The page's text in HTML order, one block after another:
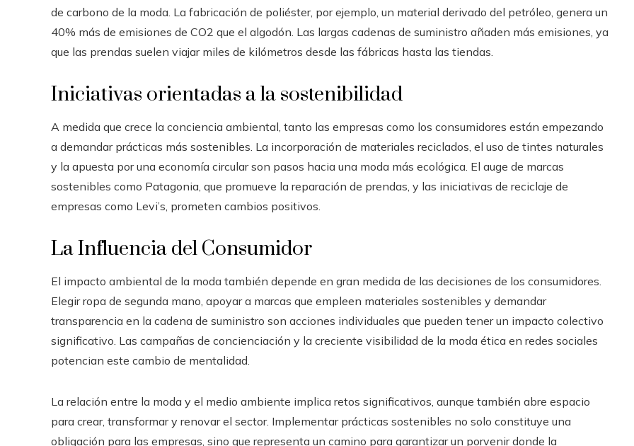
de carbono de la moda. La fabricación de poliéster, por ejemplo, un material derivado del petróleo, genera un
40% más de emisiones de CO2 que el algodón. Las largas cadenas de suministro añaden más emisiones, ya
que las prendas suelen viajar miles de kilómetros desde las fábricas hasta las tiendas.
Iniciativas orientadas a la sostenibilidad
A medida que crece la conciencia ambiental, tanto las empresas como los consumidores están empezando
a demandar prácticas más sostenibles. La incorporación de materiales reciclados, el uso de tintes naturales
y la apuesta por una economía circular son pasos hacia una moda más ecológica. El auge de marcas
sostenibles como Patagonia, que promueve la reparación de prendas, y las iniciativas de reciclaje de
empresas como Levi’s, prometen cambios positivos.
La Influencia del Consumidor
El impacto ambiental de la moda también depende en gran medida de las decisiones de los consumidores.
Elegir ropa de segunda mano, apoyar a marcas que empleen materiales sostenibles y demandar
transparencia en la cadena de suministro son acciones individuales que pueden tener un impacto colectivo
significativo. Las campañas de concienciación y la creciente visibilidad de la moda ética en redes sociales
potencian este cambio de mentalidad.
La relación entre la moda y el medio ambiente implica retos significativos, aunque también abre espacio
para crear, transformar y renovar el sector. Implementar prácticas sostenibles no solo constituye una
obligación para las empresas, sino que representa un camino para garantizar un porvenir donde la